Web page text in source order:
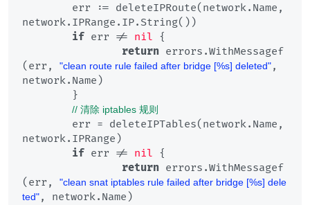
network.IPRange.IP.String())
if err != nil {
return errors.WithMessagef
(err, "clean route rule failed after bridge [%s] deleted",
network.Name)
// 清除 iptables 规则
network.IPRange)
if err != nil {
return errors.WithMessagef
(err, "clean snat iptables rule failed after bridge [%s] dele
ted", network.Name)